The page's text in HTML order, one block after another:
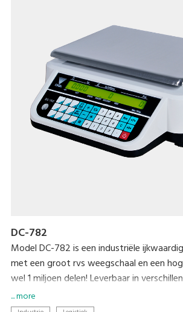
DC-782
Model DC-782 is een industriële
met een groot rvs weegschaal en een
wel 1 miljoen delen! Leverbaar in
De weegschaal heeft een verlichte LCD
... more